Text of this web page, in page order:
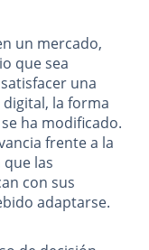
un mercado,
que sea
una
digital, la forma
ha modificado.
frente a la
las
con sus
adaptarse.